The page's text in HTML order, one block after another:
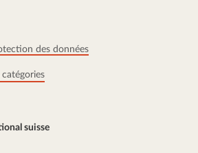
des données
suisse